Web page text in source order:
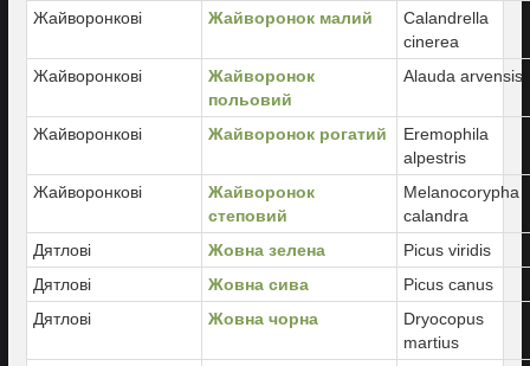
Жайворонкові
Жайворонок малий
Calandrella
cinerea
Жайворонкові
Жайворонок
польовий
Alauda arvensis
Жайворонкові Жайворонок рогатий
Eremophila
alpestris
Жайворонкові
Жайворонок
степовий
Melanocorypha
calandra
Дятлові
Жовна зелена
Picus viridis
Дятлові
Жовна сива
Picus canus
Дятлові
Жовна чорна
Dryocopus
martius